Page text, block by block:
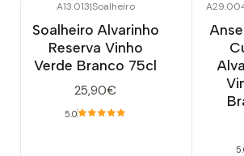
A13.013|Soalheiro
Soalheiro Alvarinho
Reserva Vinho
Verde Branco 75cl
25,90€
5.0